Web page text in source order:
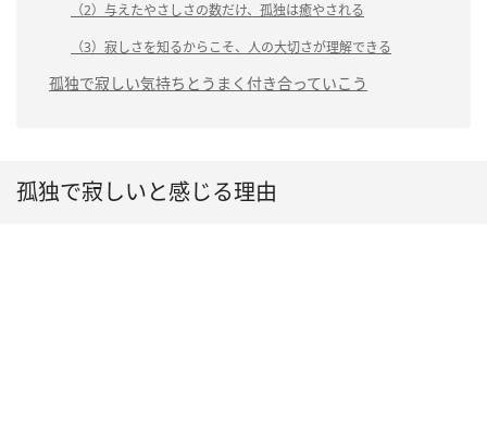
（2）与えたやさしさの数だけ、孤独は癒やされる
（3）寂しさを知るからこそ、人の大切さが理解できる
孤独で寂しい気持ちとうまく付き合っていこう
孤独で寂しいと感じる理由